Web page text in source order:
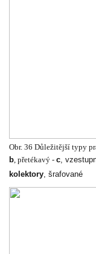
Obr. 36 Důležitější typy
b, přetékavý - c,
kolektory, šrafované